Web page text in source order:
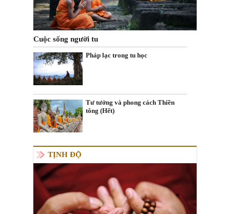
Cuộc sống người tu
Pháp lạc trong tu học
Tư tưởng và phong cách Thiền
tông (Hết)
TỊNH ĐỘ